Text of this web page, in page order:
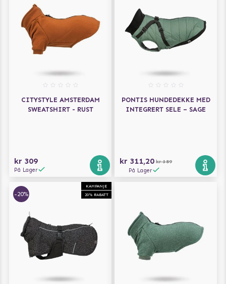
CITYSTYLE AMSTERDAM
SWEATSHIRT - RUST
kr 309
På Lager
PONTIS HUNDEDEKKE MED
INTEGRERT SELE – SAGE
kr 311,20 kr 389
På Lager
KAMPANJE
20% RABATT
-20%